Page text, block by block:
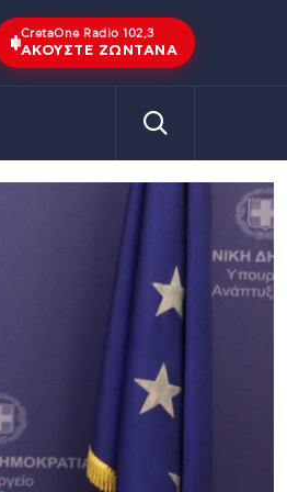
CretaOne Radio 102,3
ΑΚΟΎΣΤΕ ΖΩΝΤΑΝΆ